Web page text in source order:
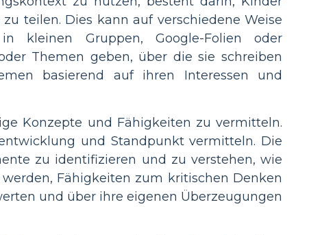
teilen. Dies kann auf verschiedene Weise
kleinen Gruppen, Google-Folien oder
Themen geben, über die sie schreiben
basierend auf ihren Interessen und
Konzepte und Fähigkeiten zu vermitteln.
und Standpunkt vermitteln. Die
zu identifizieren und zu verstehen, wie
Fähigkeiten zum kritischen Denken
und über ihre eigenen Überzeugungen